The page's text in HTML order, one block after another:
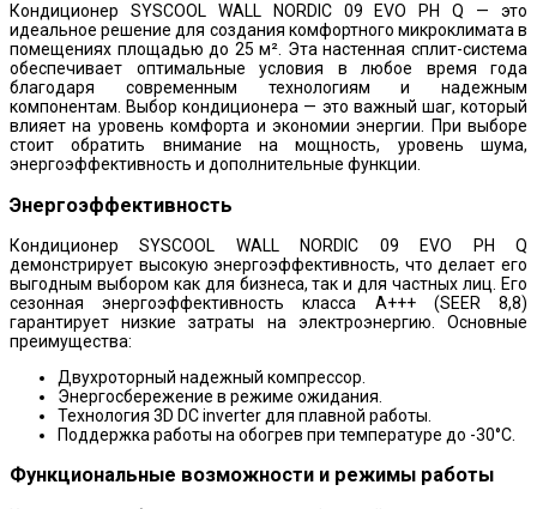
Кондиционер SYSCOOL WALL NORDIC 09 EVO PH Q — это
идеальное решение для создания комфортного микроклимата в
помещениях площадью до 25 м². Эта настенная сплит-система
обеспечивает оптимальные условия в любое время года
благодаря современным технологиям и надежным
компонентам. Выбор кондиционера — это важный шаг, который
влияет на уровень комфорта и экономии энергии. При выборе
стоит обратить внимание на мощность, уровень шума,
энергоэффективность и дополнительные функции.
Энергоэффективность
Кондиционер SYSCOOL WALL NORDIC 09 EVO PH Q
демонстрирует высокую энергоэффективность, что делает его
выгодным выбором как для бизнеса, так и для частных лиц. Его
сезонная энергоэффективность класса A+++ (SEER 8,8)
гарантирует низкие затраты на электроэнергию. Основные
преимущества:
Двухроторный надежный компрессор.
Энергосбережение в режиме ожидания.
Технология 3D DC inverter для плавной работы.
Поддержка работы на обогрев при температуре до -30°C.
Функциональные возможности и режимы работы